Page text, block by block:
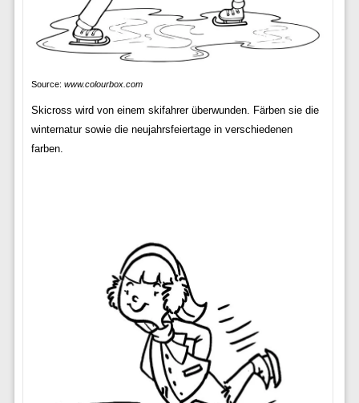
Source: www.colourbox.com
Skicross wird von einem skifahrer überwunden. Färben sie die
winternatur sowie die neujahrsfeiertage in verschiedenen
farben.